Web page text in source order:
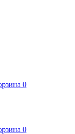
0
0